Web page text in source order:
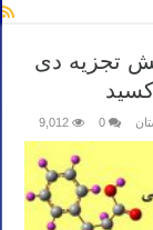
تجزیه دی
0
9,012